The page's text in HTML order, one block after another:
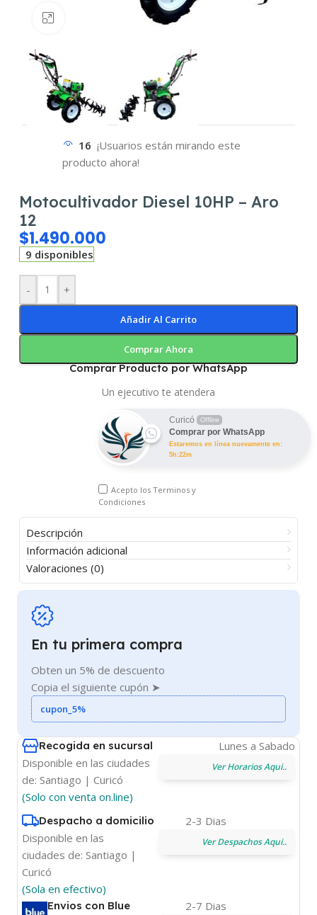
Haz clic para ampliar
16 ¡Usuarios están mirando este
producto ahora!
Motocultivador Diesel 10HP – Aro
12
$1.490.000
9 disponibles
- +
Añadir Al Carrito
Comprar Ahora
Comprar Producto por WhatsApp
Un ejecutivo te atendera
Curicó Offline
Comprar por WhatsApp
Estaremos en línea nuevamente en:
5h:22m
Acepto losTerminos y
Condiciones
Descripción
Información adicional
Valoraciones (0)
En tu primera compra
Obten un 5% de descuento
Copia el siguiente cupón ➤
cupon_5%
Recogida en sucursal
Disponible en las ciudades
de: Santiago | Curicó
(Solo con venta on.line)
Ver Horarios Aqui..
Lunes a Sabado
Despacho a domicilio
Disponible en las
ciudades de: Santiago |
Curicó
(Sola en efectivo)
2-3 Dias
Ver Despachos Aqui..
Envios con Blue
2-7 Dias